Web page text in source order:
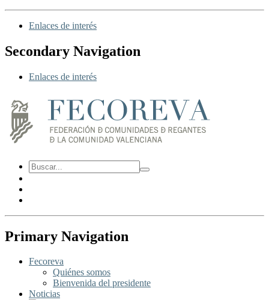
Enlaces de interés
Secondary Navigation
Enlaces de interés
Primary Navigation
Fecoreva
Quiénes somos
Bienvenida del presidente
Noticias